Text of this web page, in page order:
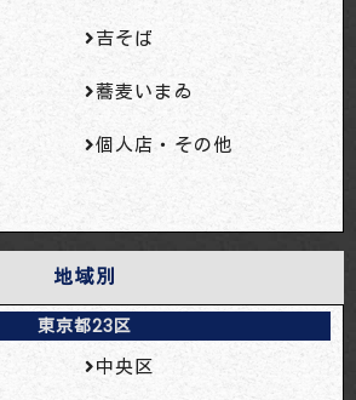
吉そば
蕎麦いまゐ
個人店・その他
地域別
東京都23区
中央区